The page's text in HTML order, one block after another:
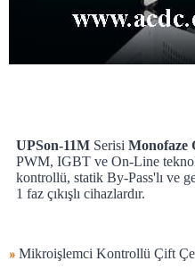
UPSon-11M Serisi Monofaze
PWM, IGBT ve On-Line
kontrollü, statik By-Pass'lı ve
1 faz çıkışlı cihazlardır.
Mikroişlemci Kontrollü Çift